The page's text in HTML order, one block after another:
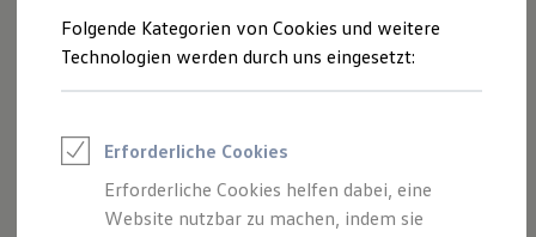
Saisonangebote
Reifenpakete
Leasing
Leasing-Angebote
Elektroauto Leasing
Kleinwagen-Leasing
Leasing ohne Anzahlung
Finanzierung
Folgende Kategorien von Cookies und weitere
Technologien werden durch uns eingesetzt:
Erforderliche Cookies
Erforderliche Cookies helfen dabei, eine
Website nutzbar zu machen, indem sie